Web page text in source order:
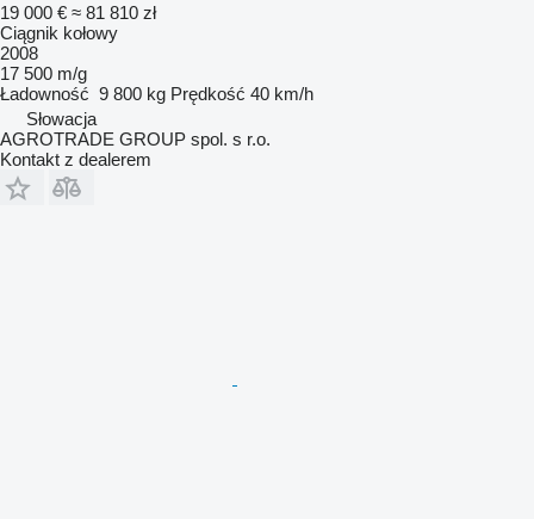
19 000 € ≈ 81 810 zł
Ciągnik kołowy
2008
17 500 m/g
Ładowność 9 800 kg Prędkość 40 km/h
Słowacja
AGROTRADE GROUP spol. s r.o.
Kontakt z dealerem